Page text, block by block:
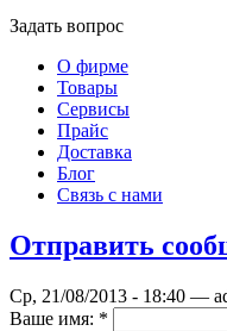
Задать вопрос
О фирме
Товары
Сервисы
Прайс
Доставка
Блог
Связь с нами
Отправить
Ср, 21/08/2013 - 18:40 —
Ваше имя: *